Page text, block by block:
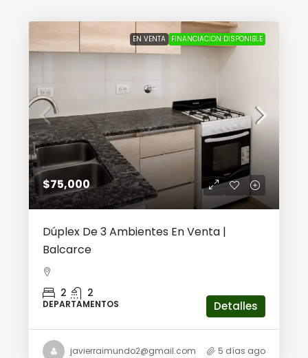
EN VENTA FINANCIACION DISPONIBLE
$75,000
Dúplex De 3 Ambientes En Venta |
Balcarce
2 2
DEPARTAMENTOS Detalles
javierraimundo2@gmail.com 5 días ago